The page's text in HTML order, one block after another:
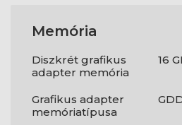
Memória
Diszkrét grafikus
adapter memória
16
Grafikus adapter
memóriatípusa